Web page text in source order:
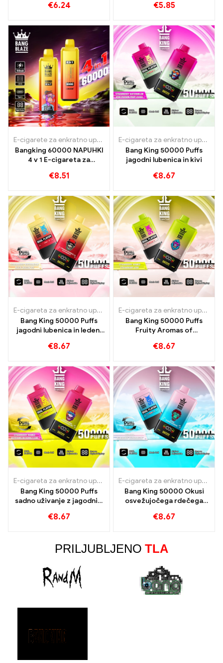
mrežasta tuljava
€6.24 €5.85
E-cigarete za enkratno uporabo
E-cigarete za enkratno uporabo
Bangking 60000 NAPUHKI
4 v 1 E-cigareta za
€8.51
E-cigareta za enkratno uporabo z nikotinom
Bang King 50000 Puffs
jagodni lubenica in kivi
€8.67
E-cigareta za enkratno uporabo z nikotinom ,E-cigarete za
Bang King 50000 Puffs
jagodni lubenica in ledeni
€8.67
E-cigareta za enkratno uporabo z nikotinom
Bang King 50000 Puffs
Fruity Aromas of
Strawberry Kiwi za
doživetje
€8.67
E-cigareta za enkratno uporabo z nikotinom ,E-cigarete za
Bang King 50000 Puffs
sadno uživanje z jagodnim
mehurčkov gumi
€8.67
E-cigareta za enkratno uporabo z nikotinom
Bang King 50000 Okusi
osvežujočega rdečega
lubenice
€8.67
PRILJUBLJENO TLA